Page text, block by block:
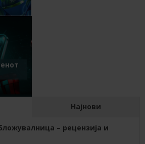
Најнови
– рецензија и